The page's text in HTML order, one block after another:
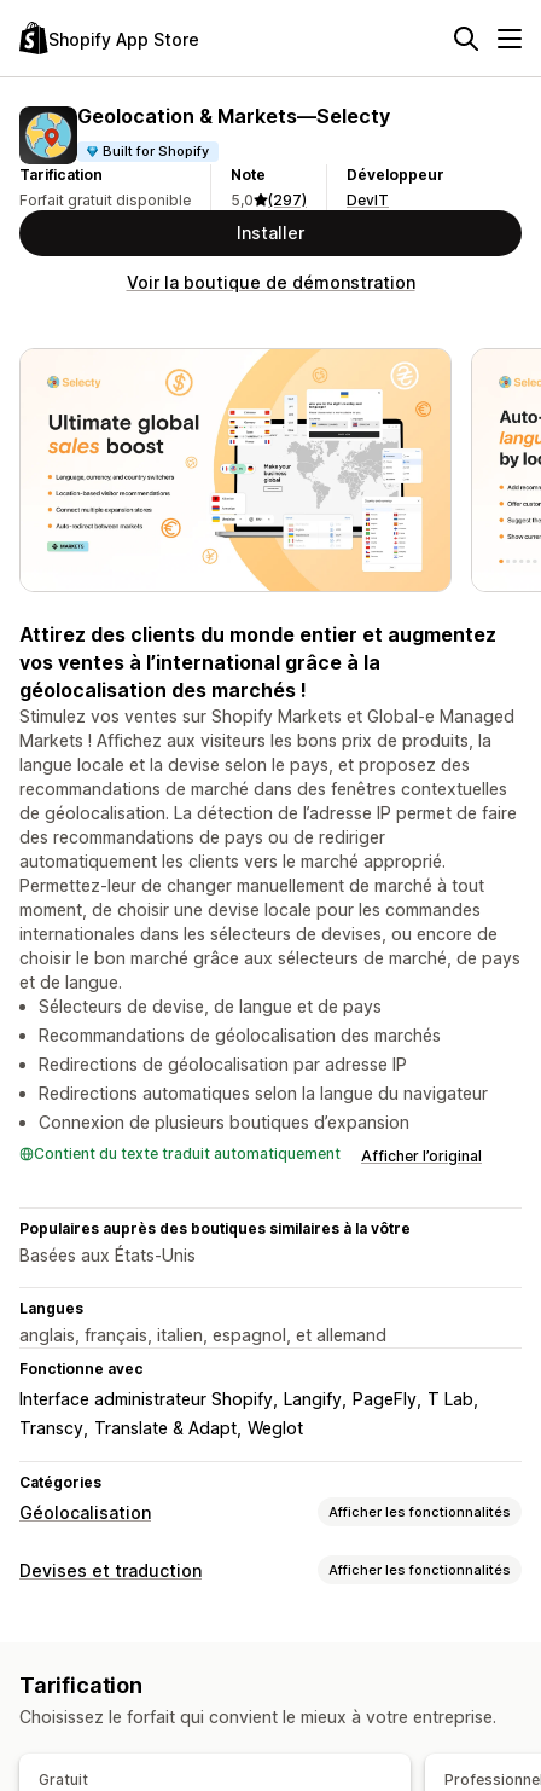
Shopify App Store
Geolocation & Markets—Selecty
Built for Shopify
Tarification
Forfait gratuit disponible
Note
5,0
(297)
Développeur
DevIT
Installer
Voir la boutique de démonstration
Attirez des clients du monde entier et augmentez
vos ventes à l’international grâce à la
géolocalisation des marchés !
Stimulez vos ventes sur Shopify Markets et Global-e Managed
Markets ! Affichez aux visiteurs les bons prix de produits, la
langue locale et la devise selon le pays, et proposez des
recommandations de marché dans des fenêtres contextuelles
de géolocalisation. La détection de l’adresse IP permet de faire
des recommandations de pays ou de rediriger
automatiquement les clients vers le marché approprié.
Permettez-leur de changer manuellement de marché à tout
moment, de choisir une devise locale pour les commandes
internationales dans les sélecteurs de devises, ou encore de
choisir le bon marché grâce aux sélecteurs de marché, de pays
et de langue.
Sélecteurs de devise, de langue et de pays
Recommandations de géolocalisation des marchés
Redirections de géolocalisation par adresse IP
Redirections automatiques selon la langue du navigateur
Connexion de plusieurs boutiques d’expansion
Contient du texte traduit automatiquement Afficher l’original
Populaires auprès des boutiques similaires à la vôtre
Basées aux États-Unis
Langues
anglais, français, italien, espagnol, et allemand
Fonctionne avec
Interface administrateur Shopify Langify PageFly T Lab
Transcy Translate & Adapt Weglot
Catégories
Géolocalisation Afficher les fonctionnalités
Redirections
Paramètres de localisation
Sélecteur de langue
Devises et traduction Afficher les fonctionnalités
Devises multiples
Tarification
Choisissez le forfait qui convient le mieux à votre entreprise.
Gratuit